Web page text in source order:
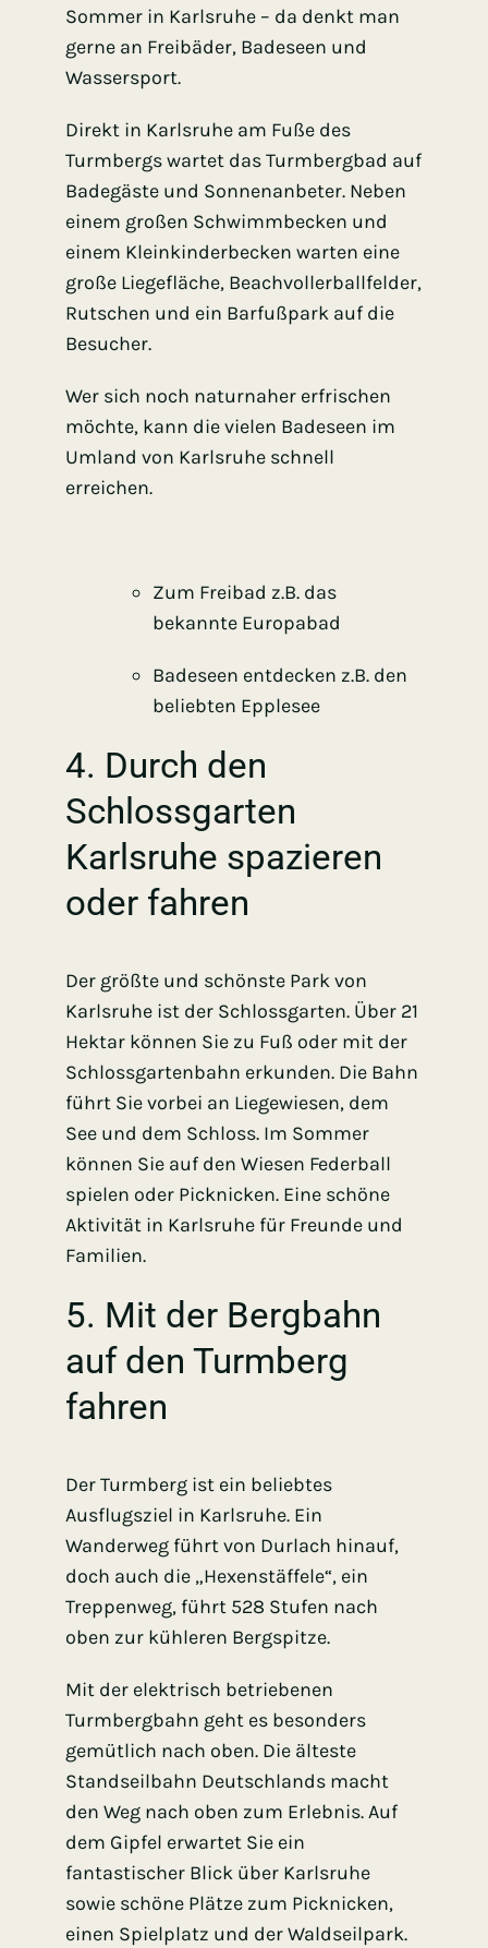
Sommer in Karlsruhe – da denkt man
gerne an Freibäder, Badeseen und
Wassersport.
Direkt in Karlsruhe am Fuße des
Turmbergs wartet das Turmbergbad auf
Badegäste und Sonnenanbeter. Neben
einem großen Schwimmbecken und
einem Kleinkinderbecken warten eine
große Liegefläche, Beachvollerballfelder,
Rutschen und ein Barfußpark auf die
Besucher.
Wer sich noch naturnaher erfrischen
möchte, kann die vielen Badeseen im
Umland von Karlsruhe schnell
erreichen.
Zum Freibad z.B. das
bekannte Europabad
Badeseen entdecken z.B. den
beliebten Epplesee
4. Durch den
Schlossgarten
Karlsruhe spazieren
oder fahren
Der größte und schönste Park von
Karlsruhe ist der Schlossgarten. Über 21
Hektar können Sie zu Fuß oder mit der
Schlossgartenbahn erkunden. Die Bahn
führt Sie vorbei an Liegewiesen, dem
See und dem Schloss. Im Sommer
können Sie auf den Wiesen Federball
spielen oder Picknicken. Eine schöne
Aktivität in Karlsruhe für Freunde und
Familien.
5. Mit der Bergbahn
auf den Turmberg
fahren
Der Turmberg ist ein beliebtes
Ausflugsziel in Karlsruhe. Ein
Wanderweg führt von Durlach hinauf,
doch auch die „Hexenstäffele“, ein
Treppenweg, führt 528 Stufen nach
oben zur kühleren Bergspitze.
Mit der elektrisch betriebenen
Turmbergbahn geht es besonders
gemütlich nach oben. Die älteste
Standseilbahn Deutschlands macht
den Weg nach oben zum Erlebnis. Auf
dem Gipfel erwartet Sie ein
fantastischer Blick über Karlsruhe
sowie schöne Plätze zum Picknicken,
einen Spielplatz und der Waldseilpark.